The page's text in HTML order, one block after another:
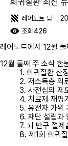
레어노트 팀
조회 426
레어노트에서 12월
12월 둘째 주 소식 한
1. 희귀질환 산
2. 저소득층 의
3. 사전심의 제
4. 치료제 재평
5. 유전자 가위
6. 재단 설립과
7. 뇌 반구 절제
8. 제1회 희귀